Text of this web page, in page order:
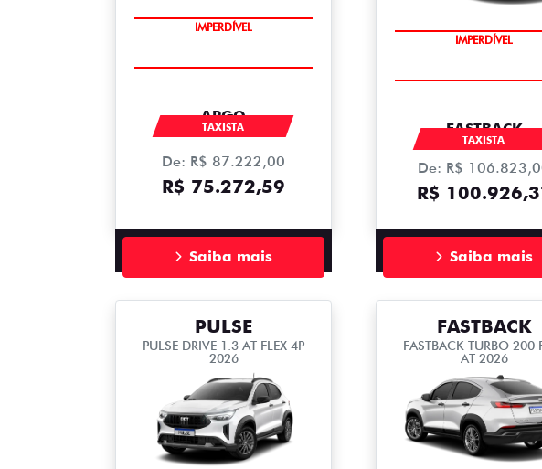
IMPERDÍVEL
ARGO
TAXISTA
De: R$ 87.222,00
R$ 75.272,59
Saiba mais
IMPERDÍVEL
FASTBACK
TAXISTA
De: R$
R$
Saiba mais
PULSE
PULSE DRIVE 1.3 AT FLEX 4P
2026
FASTBACK
FASTBACK TURBO 200
AT 2026